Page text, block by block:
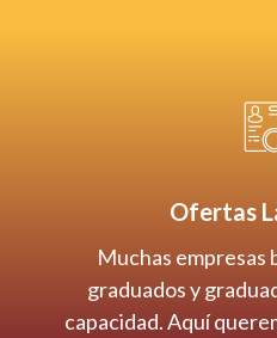
Ofertas
Muchas empresas
graduados y
capacidad. Aquí